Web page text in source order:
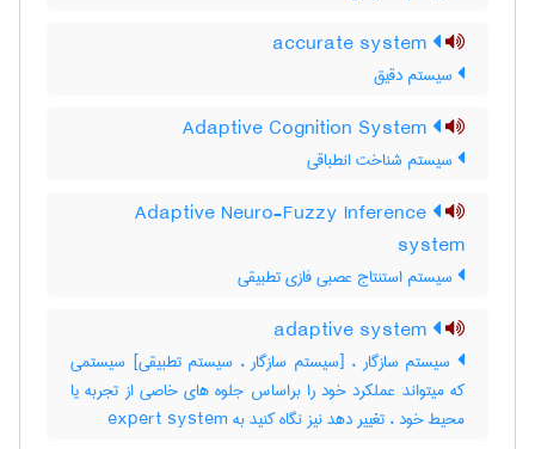
سیستم دقیق
سیستم شناخت انطباقی
Adaptive Neuro-Fuzzy Inference
system
سیستم استنتاج عصبی فازی تطبیقی
سیستم سازگار ، [سیستم سازگار ، سیستم تطبیقی] سیستمی
که میتواند عملکرد خود را براساس جلوه های خاصی از تجربه یا
محیط خود ، تغییر دهد نیز نگاه کنید به ‎ expert system